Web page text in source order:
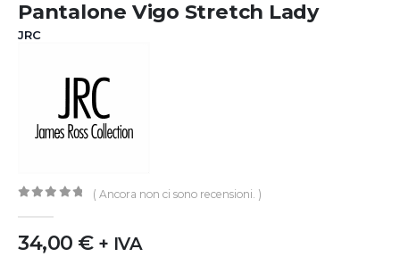
Pantalone Vigo Stretch Lady
JRC
( Ancora non ci sono recensioni. )
34,00 € + IVA